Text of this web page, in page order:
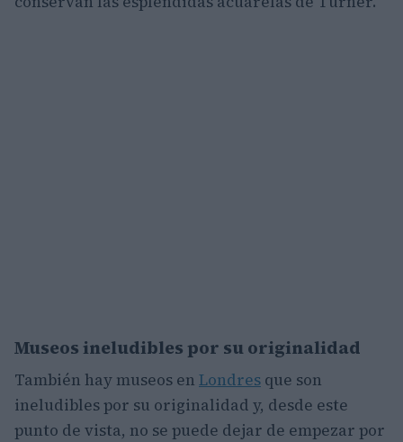
Museos ineludibles por su originalidad
También hay museos en Londres que son
ineludibles por su originalidad y, desde este
punto de vista, no se puede dejar de empezar por